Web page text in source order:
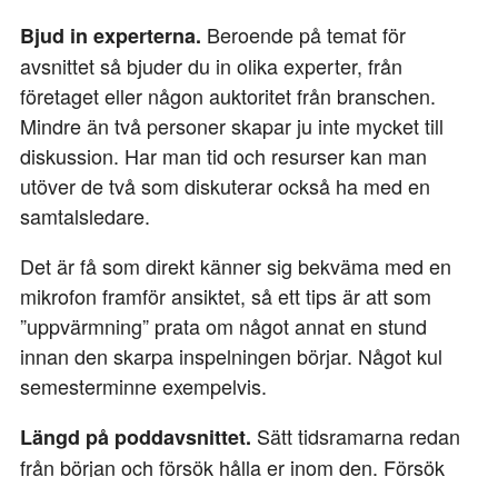
Bjud in experterna. Beroende på temat för
avsnittet så bjuder du in olika experter, från
företaget eller någon auktoritet från branschen.
Mindre än två personer skapar ju inte mycket till
diskussion. Har man tid och resurser kan man
utöver de två som diskuterar också ha med en
samtalsledare.
Det är få som direkt känner sig bekväma med en
mikrofon framför ansiktet, så ett tips är att som
”uppvärmning” prata om något annat en stund
innan den skarpa inspelningen börjar. Något kul
semesterminne exempelvis.
Längd på poddavsnittet. Sätt tidsramarna redan
från början och försök hålla er inom den. Försök